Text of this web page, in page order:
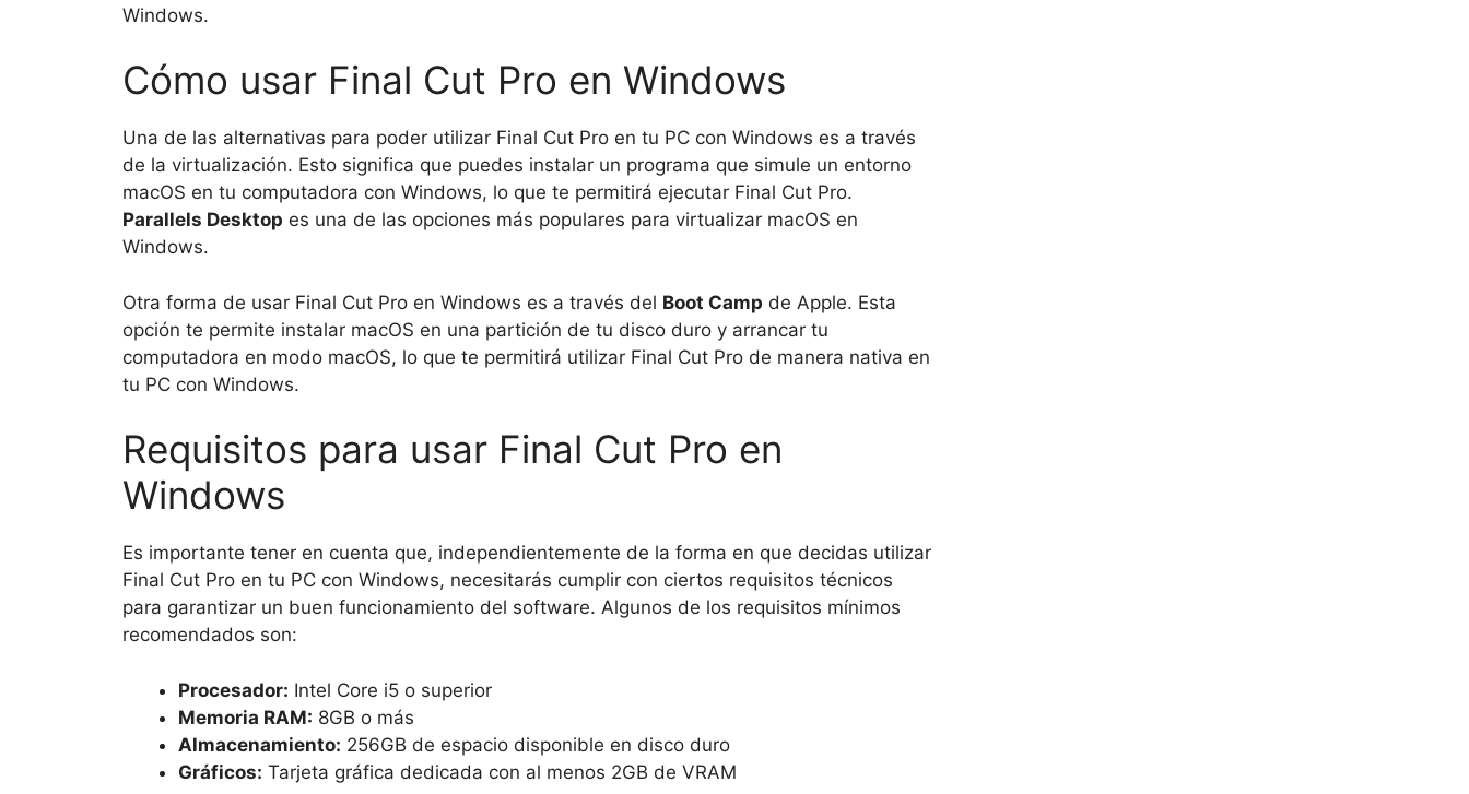
Windows.
Cómo usar Final Cut Pro en Windows
Una de las alternativas para poder utilizar Final Cut Pro en tu PC con Windows es a través
de la virtualización. Esto significa que puedes instalar un programa que simule un entorno
macOS en tu computadora con Windows, lo que te permitirá ejecutar Final Cut Pro.
Parallels Desktop es una de las opciones más populares para virtualizar macOS en
Windows.
Otra forma de usar Final Cut Pro en Windows es a través del Boot Camp de Apple. Esta
opción te permite instalar macOS en una partición de tu disco duro y arrancar tu
computadora en modo macOS, lo que te permitirá utilizar Final Cut Pro de manera nativa en
tu PC con Windows.
Requisitos para usar Final Cut Pro en
Windows
Es importante tener en cuenta que, independientemente de la forma en que decidas utilizar
Final Cut Pro en tu PC con Windows, necesitarás cumplir con ciertos requisitos técnicos
para garantizar un buen funcionamiento del software. Algunos de los requisitos mínimos
recomendados son:
Procesador: Intel Core i5 o superior
Memoria RAM: 8GB o más
Almacenamiento: 256GB de espacio disponible en disco duro
Gráficos: Tarjeta gráfica dedicada con al menos 2GB de VRAM